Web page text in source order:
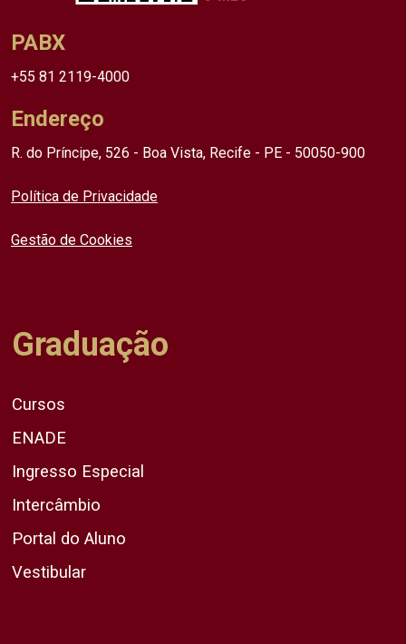
PABX
+55 81 2119-4000
Endereço
R. do Príncipe, 526 - Boa Vista, Recife - PE - 50050-900
Política de Privacidade
Gestão de Cookies
Graduação
Cursos
ENADE
Ingresso Especial
Intercâmbio
Portal do Aluno
Vestibular